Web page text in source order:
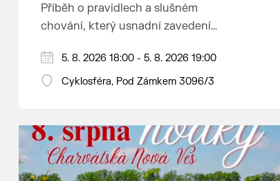
Příběh o pravidlech a slušném
chování, který usnadní zavedení
nové prostředí.
Hraje se jen za příznivého počasí.
Vstupné dobrovolné.
5. 8. 2026 18:00 - 5. 8. 2026 19:00
Cyklosféra, Pod Zámkem 3096/3